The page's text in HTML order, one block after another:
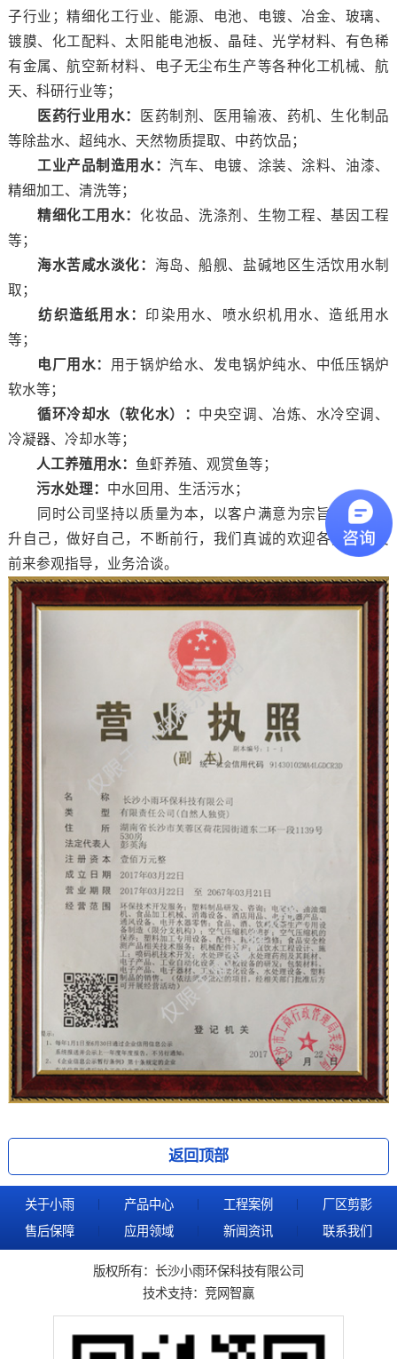
子行业；精细化工行业、能源、电池、电镀、冶金、玻璃、
镀膜、化工配料、太阳能电池板、晶硅、光学材料、有色稀
有金属、航空新材料、电子无尘布生产等各种化工机械、航
天、科研行业等；
医药行业用水：
医药制剂、医用输液、药机、生化制品
等除盐水、超纯水、天然物质提取、中药饮品；
工业产品制造用水：汽车、电镀、涂装、涂料、油漆、
精细加工、清洗等；
精细化工用水：化妆品、洗涤剂、生物工程、基因工程
等；
海水苦咸水淡化： 海岛、船舰、盐碱地区生活饮用水制
取；
纺织造纸用水： 印染用水、喷水织机用水、造纸用水
等；
电厂用水： 用于锅炉给水、发电锅炉纯水、中低压锅炉
软水等；
循环冷却水（软化水）： 中央空调、冶炼、水冷空调、
冷凝器、冷却水等；
人工养殖用水： 鱼虾养殖、观赏鱼等；
污水处理： 中水回用、生活污水；
同时公司坚持以质量为本，以客户满意为宗旨，不断提
升自己，做好自己，不断前行，我们真诚的欢迎各界的朋友
前来参观指导，业务洽谈。
返回顶部
关于小雨 产品中心 工程案例
厂区剪影
售后保障
应用领域 新闻资讯 联系我们
版权所有：长沙小雨环保科技有限公司
技术支持： 竞网智赢